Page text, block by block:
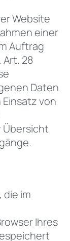
Website
einer
Auftrag
28
Daten
von
Übersicht
die im
Ihres